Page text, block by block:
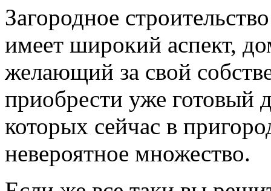
Загородное
имеет широкий аспект,
желающий за свой
приобрести уже готовый
которых сейчас в
невероятное множество.